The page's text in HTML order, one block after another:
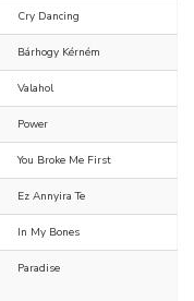
Cry Dancing
Bárhogy Kérném
Valahol
Power
You Broke Me First
Ez Annyira Te
In My Bones
Paradise